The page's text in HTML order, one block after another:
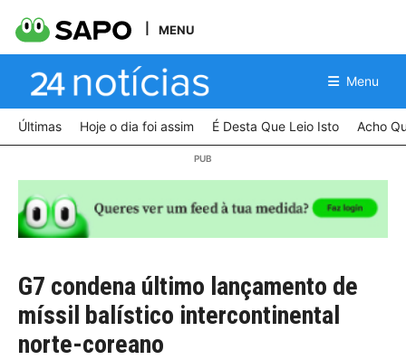
MENU
Menu
Últimas Hoje o dia foi assim É Desta Que Leio Isto Acho
G7 condena último lançamento de
míssil balístico intercontinental
norte-coreano